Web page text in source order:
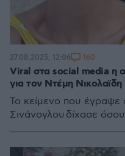
Viral στα social media η
για τον Ντέμη Νικολαϊδη
Το κείμενο που
Σινάνογλου δίχασε
27.08.2025, 12:06 160